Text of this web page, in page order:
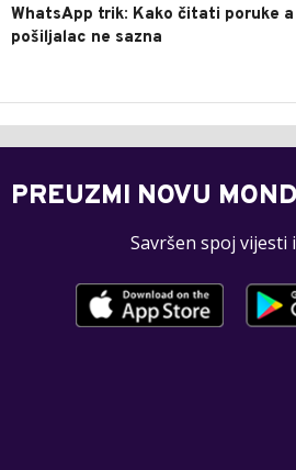
WhatsApp trik: Kako čitati poruke a
pošiljalac ne sazna
PREUZMI NOVU
Savršen spoj vijesti